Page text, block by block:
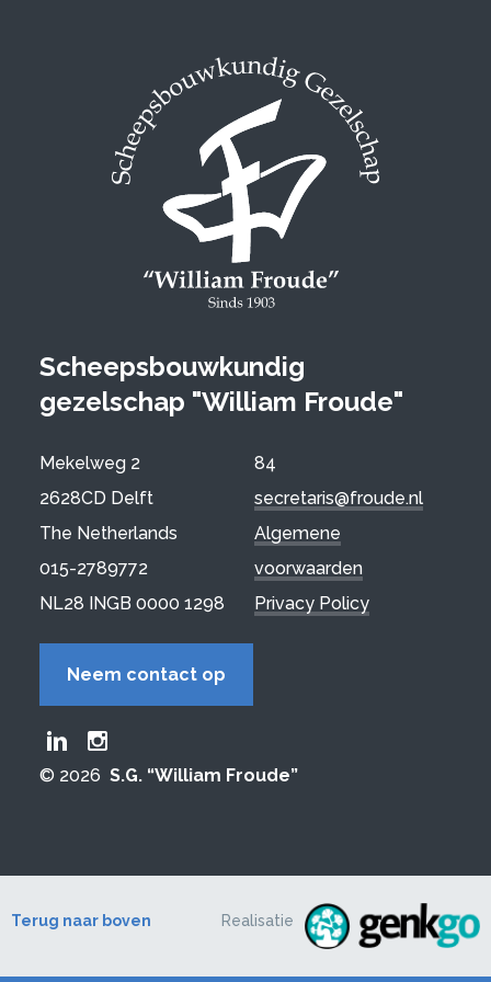
Scheepsbouwkundig
gezelschap "William Froude"
Mekelweg 2
2628CD Delft
The Netherlands
015-2789772
NL28 INGB 0000 1298
84
secretaris@froude.nl
Algemene
voorwaarden
Privacy Policy
Neem contact op
© 2026 S.G. “William Froude”
Terug naar boven Realisatie